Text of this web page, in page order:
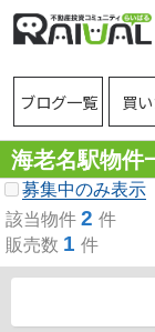
ブログ一覧 買
海老名駅物件
募集中のみ表示
該当物件 2 件
販売数 1 件